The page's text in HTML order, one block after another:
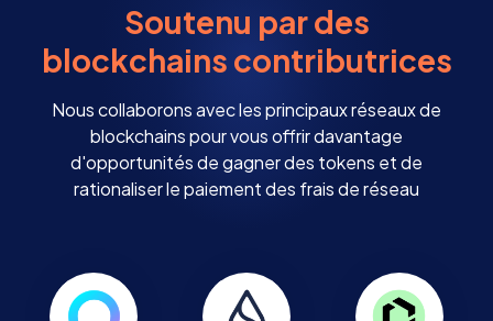
Soutenu par des
blockchains contributrices
Nous collaborons avec les principaux réseaux de
blockchains pour vous offrir davantage
d'opportunités de gagner des tokens et de
rationaliser le paiement des frais de réseau